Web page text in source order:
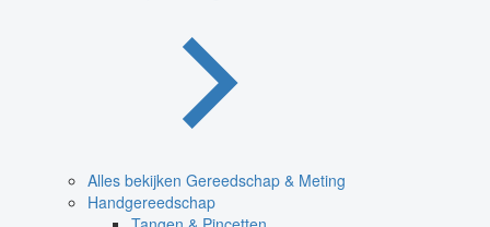
Alles bekijken Gereedschap & Meting
Handgereedschap